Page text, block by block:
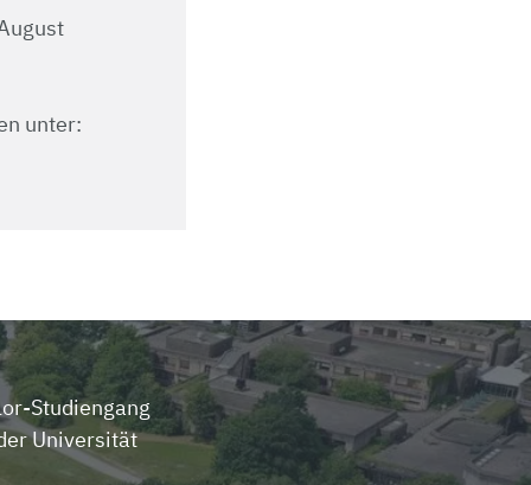
unter:
Studiengang
Universität